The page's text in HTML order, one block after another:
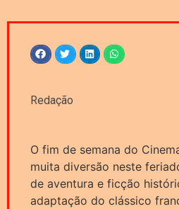
Redação
O fim de semana do
muita diversão neste
de aventura e ficção
adaptação do clássico